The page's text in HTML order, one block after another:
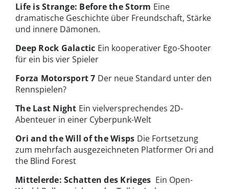
Life is Strange: Before the Storm Eine
dramatische Geschichte über Freundschaft, Stärke
und innere Dämonen.
Deep Rock Galactic Ein kooperativer Ego-Shooter
für ein bis vier Spieler
Forza Motorsport 7 Der neue Standard unter den
Rennspielen?
The Last Night Ein vielversprechendes 2D-
Abenteuer in einer Cyberpunk-Welt
Ori and the Will of the Wisps Die Fortsetzung
zum mehrfach ausgezeichneten Platformer Ori and
the Blind Forest
Mittelerde: Schatten des Krieges Ein Open-